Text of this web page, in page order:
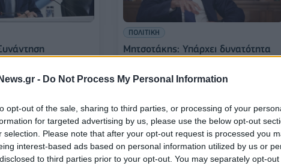
- Do Not Process My Personal Information
opt-out of the sale, sharing to third parties, or processing of your
for targeted advertising by us, please use the below opt-out
selection. Please note that after your opt-out request is processed you
interest-based ads based on personal information utilized by us or
to third parties prior to your opt-out. You may separately opt-
εν ευθέτω
σχέση της
αμερικανική
ΠΟΛΙΤΙΚΗ
Μητσοτάκης: Υπάρχει δυνατότητα
εξεύρεσης μιας ”win-win” λύσης
μεταξύ Ευρώπης και ΗΠΑ
09/04/2025 - 19:38